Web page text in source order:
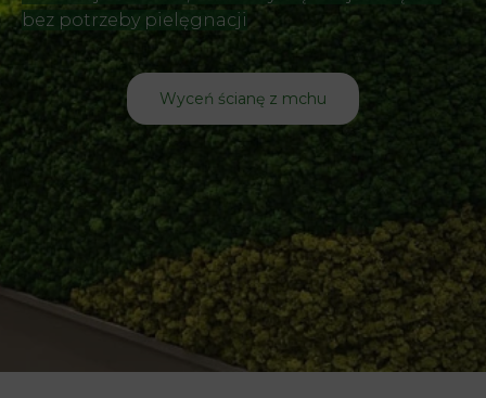
bez potrzeby pielęgnacji
Wyceń ścianę z mchu